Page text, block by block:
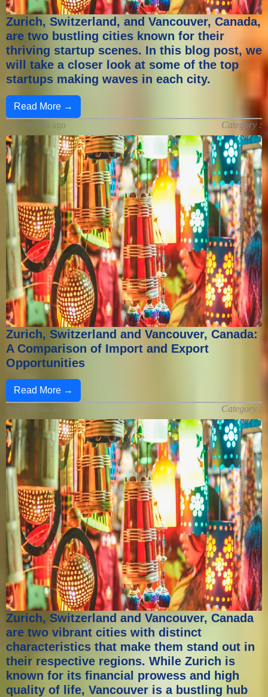
Zurich, Switzerland, and Vancouver, Canada,
are two bustling cities known for their
thriving startup scenes. In this blog post, we
will take a closer look at some of the top
startups making waves in each city.
Read More →
9 months ago
Category :
Zurich, Switzerland and Vancouver, Canada:
A Comparison of Import and Export
Opportunities
Read More →
9 months ago
Category :
Zurich, Switzerland and Vancouver, Canada
are two vibrant cities with distinct
characteristics that make them stand out in
their respective regions. While Zurich is
known for its financial prowess and high
quality of life, Vancouver is a bustling hub